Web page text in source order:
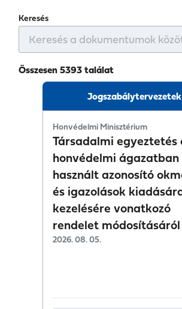
Keresés
Összesen 5393 találat
Jogszabálytervezetek
Honvédelmi Minisztérium
Társadalmi egyeztetés
honvédelmi ágazatban
használt azonosító
és igazolások
kezelésére vonatkozó
rendelet módosításáról
2026. 08. 05.